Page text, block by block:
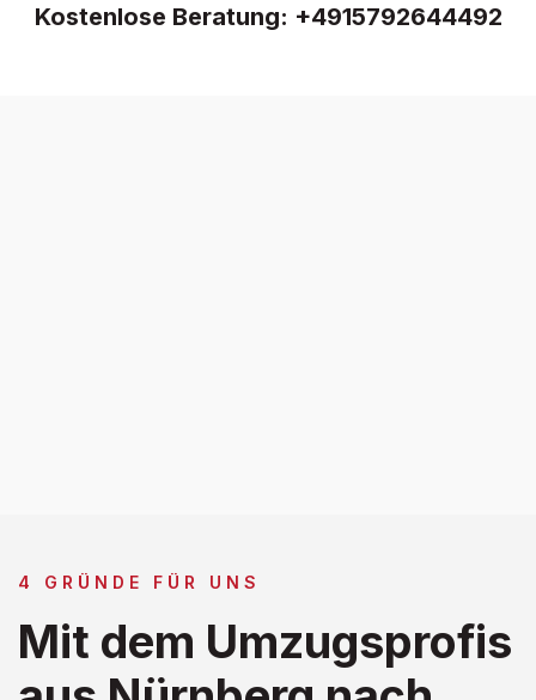
Kostenlose Beratung: +4915792644492
4 GRÜNDE FÜR UNS
Mit dem Umzugsprofis